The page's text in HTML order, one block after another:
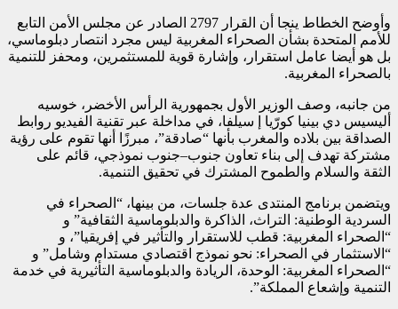
وأوضح الخطاط ينجا أن القرار 2797 الصادر عن مجلس الأمن التابع
للأمم المتحدة بشأن الصحراء المغربية ليس مجرد انتصار دبلوماسي،
بل هو أيضا عامل استقرار، وإشارة قوية للمستثمرين، ومحفز للتنمية
بالصحراء المغربية.
من جانبه، وصف الوزير الأول بجمهورية الرأس الأخضر، خوسيه
أليسيس دي بينيا كورّيا إ سيلفا، في مداخلة عبر تقنية الفيديو روابط
الصداقة بين بلاده والمغرب بأنها “صادقة”، مبرزًا أنها تقوم على رؤية
مشتركة تهدف إلى بناء تعاون جنوب–جنوب نموذجي، قائم على
الثقة والسلام والطموح المشترك في تحقيق التنمية.
ويتضمن برنامج المنتدى عدة جلسات، من بينها، “الصحراء في
السردية الوطنية: التراث، الذاكرة والدبلوماسية الثقافية” و
“الصحراء المغربية: قطب للاستقرار والتأثير في إفريقيا”، و
“الاستثمار في الصحراء: نحو نموذج اقتصادي مستدام وشامل” و
“الصحراء المغربية: الوحدة، الريادة والدبلوماسية التأثيرية في خدمة
التنمية وإشعاع المملكة”.